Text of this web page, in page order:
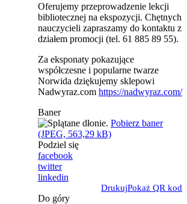
Oferujemy przeprowadzenie lekcji
bibliotecznej na ekspozycji. Chętnych
nauczycieli zapraszamy do kontaktu z
działem promocji (tel. 61 885 89 55).
Za eksponaty pokazujące
współczesne i popularne twarze
Norwida dziękujemy sklepowi
Nadwyraz.com https://nadwyraz.com/
Baner
Pobierz baner
(JPEG, 563,29 kB)
Podziel się
facebook
twitter
linkedin
DrukujPokaż QR kod
Do góry